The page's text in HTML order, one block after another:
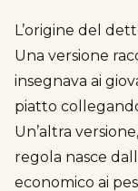
L’origine del
Una versione
insegnava ai
piatto
Un’altra
regola nasce
economico ai